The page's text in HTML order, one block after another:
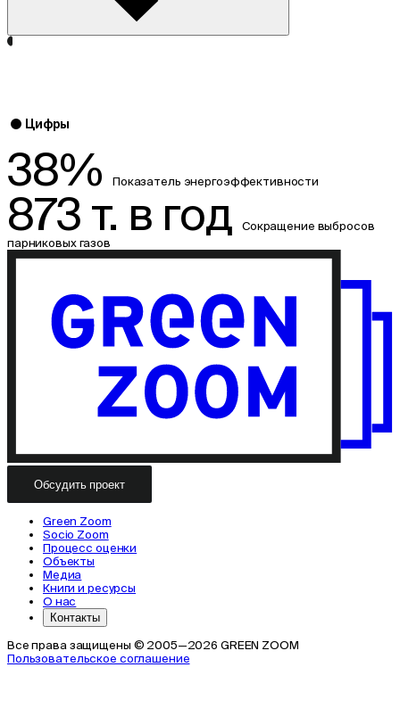
Цифры
38% Показатель энергоэффективности
873 т. в год
Сокращение выбросов
парниковых газов
Обсудить проект
Green Zoom
Socio Zoom
Процесс оценки
Объекты
Медиа
Книги и ресурсы
О нас
Контакты
Все права защищены © 2005—2026 GREEN ZOOM
Пользовательское соглашение